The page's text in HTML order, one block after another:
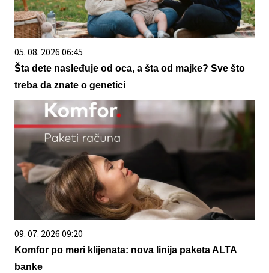
05. 08. 2026 06:45
Šta dete nasleđuje od oca, a šta od majke? Sve što
treba da znate o genetici
09. 07. 2026 09:20
Komfor po meri klijenata: nova linija paketa ALTA
banke